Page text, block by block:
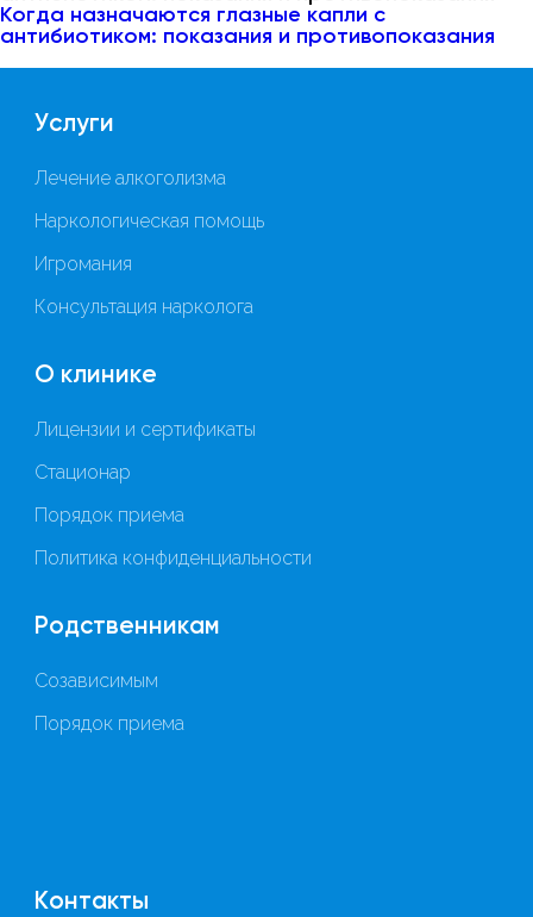
Когда назначаются глазные капли с
антибиотиком: показания и противопоказания
Услуги
Лечение алкоголизма
Наркологическая помощь
Игромания
Консультация нарколога
О клинике
Лицензии и сертификаты
Стационар
Порядок приема
Политика конфиденциальности
Родственникам
Созависимым
Порядок приема
Контакты